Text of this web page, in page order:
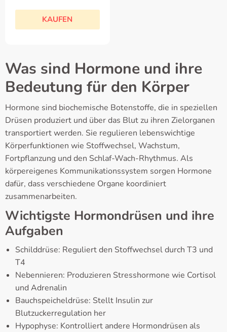
KAUFEN
Was sind Hormone und ihre
Bedeutung für den Körper
Hormone sind biochemische Botenstoffe, die in speziellen
Drüsen produziert und über das Blut zu ihren Zielorganen
transportiert werden. Sie regulieren lebenswichtige
Körperfunktionen wie Stoffwechsel, Wachstum,
Fortpflanzung und den Schlaf-Wach-Rhythmus. Als
körpereigenes Kommunikationssystem sorgen Hormone
dafür, dass verschiedene Organe koordiniert
zusammenarbeiten.
Wichtigste Hormondrüsen und ihre
Aufgaben
Schilddrüse: Reguliert den Stoffwechsel durch T3 und
T4
Nebennieren: Produzieren Stresshormone wie Cortisol
und Adrenalin
Bauchspeicheldrüse: Stellt Insulin zur
Blutzuckerregulation her
Hypophyse: Kontrolliert andere Hormondrüsen als